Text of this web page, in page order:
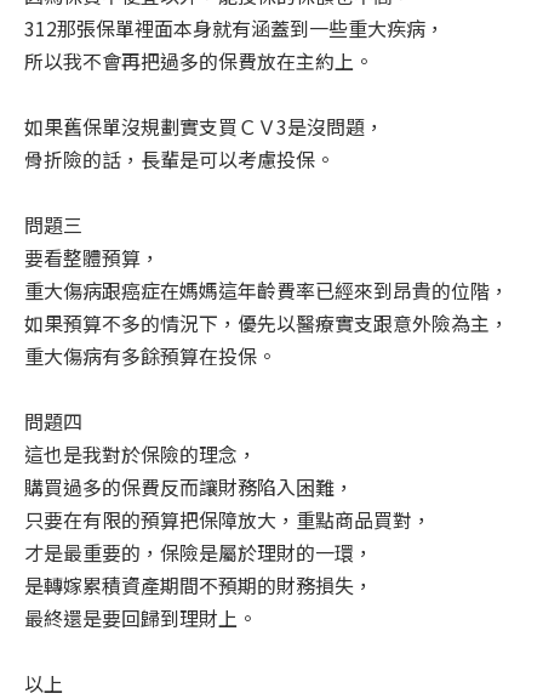
312那張保單裡面本身就有涵蓋到一些重大疾病，
所以我不會再把過多的保費放在主約上。
如果舊保單沒規劃實支買ＣＶ3是沒問題，
骨折險的話，長輩是可以考慮投保。
問題三
要看整體預算，
重大傷病跟癌症在媽媽這年齡費率已經來到昂貴的位階，
如果預算不多的情況下，優先以醫療實支跟意外險為主，
重大傷病有多餘預算在投保。
問題四
這也是我對於保險的理念，
購買過多的保費反而讓財務陷入困難，
只要在有限的預算把保障放大，重點商品買對，
才是最重要的，保險是屬於理財的一環，
是轉嫁累積資產期間不預期的財務損失，
最終還是要回歸到理財上。
以上